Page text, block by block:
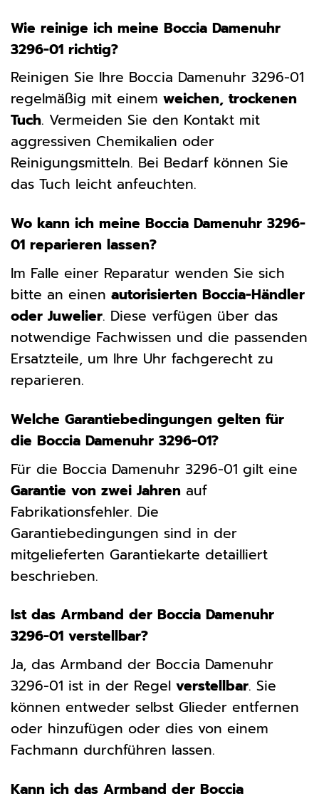
Wie reinige ich meine Boccia Damenuhr
3296-01 richtig?
Reinigen Sie Ihre Boccia Damenuhr 3296-01
regelmäßig mit einem weichen, trockenen
Tuch. Vermeiden Sie den Kontakt mit
aggressiven Chemikalien oder
Reinigungsmitteln. Bei Bedarf können Sie
das Tuch leicht anfeuchten.
Wo kann ich meine Boccia Damenuhr 3296-
01 reparieren lassen?
Im Falle einer Reparatur wenden Sie sich
bitte an einen autorisierten Boccia-Händler
oder Juwelier. Diese verfügen über das
notwendige Fachwissen und die passenden
Ersatzteile, um Ihre Uhr fachgerecht zu
reparieren.
Welche Garantiebedingungen gelten für
die Boccia Damenuhr 3296-01?
Für die Boccia Damenuhr 3296-01 gilt eine
Garantie von zwei Jahren auf
Fabrikationsfehler. Die
Garantiebedingungen sind in der
mitgelieferten Garantiekarte detailliert
beschrieben.
Ist das Armband der Boccia Damenuhr
3296-01 verstellbar?
Ja, das Armband der Boccia Damenuhr
3296-01 ist in der Regel verstellbar. Sie
können entweder selbst Glieder entfernen
oder hinzufügen oder dies von einem
Fachmann durchführen lassen.
Kann ich das Armband der Boccia